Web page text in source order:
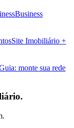
Business
Site Imobiliário +
monte sua rede